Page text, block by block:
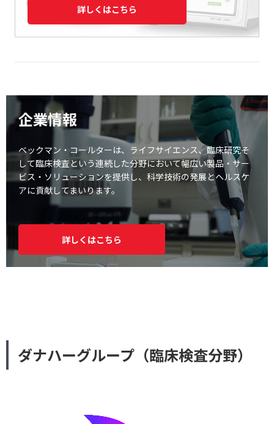
詳しくはこちら
企業情報
ベックマン・コールターは、ライフサイエンス、臨床研究そ
して臨床検査という連続した分野において幅広い製品・サー
ビス・ソリューションを提供し、科学技術の発展とヘルスケ
アに貢献してまいります。
詳しくはこちら
ダナハーグループ（臨床検査分野）